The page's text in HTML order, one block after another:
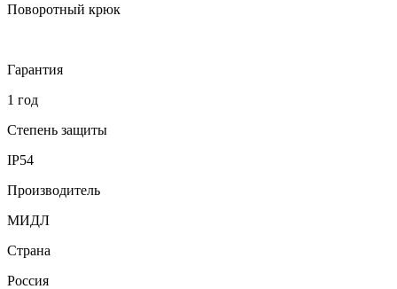
Поворотный крюк
Гарантия
1 год
Степень защиты
IP54
Производитель
МИДЛ
Страна
Россия